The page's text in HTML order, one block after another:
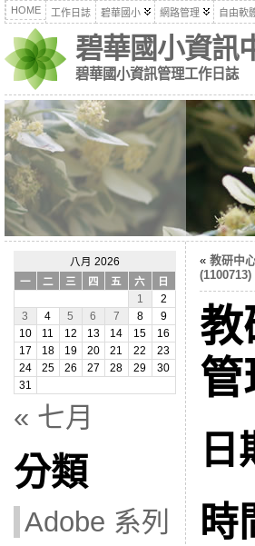
HOME 工作日誌 碧華國小 網路管理 自由軟
碧華國小資訊
碧華國小資訊管理工作日誌
八月 2026
一
二 三 四 五 六
日
1
2
3
4 5 6 7 8
9
10
11 12 13 14 15
16
17
18 19 20 21 22
23
24
25 26 27 28 29
30
31
« 七月
分類
Adobe 系列
« 教研中
(1100713)
教
管
時